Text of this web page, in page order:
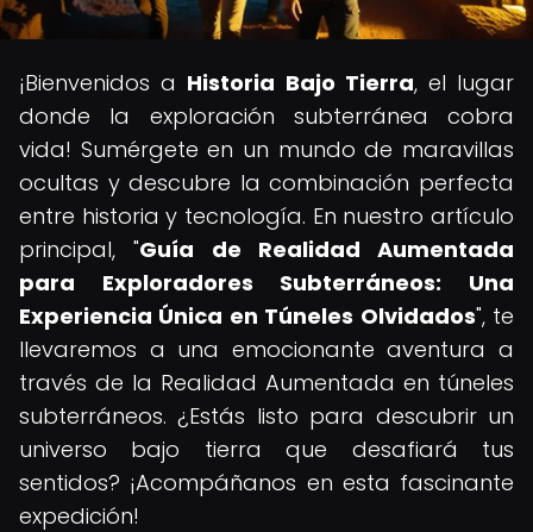
¡Bienvenidos a Historia Bajo Tierra, el lugar
donde la exploración subterránea cobra
vida! Sumérgete en un mundo de maravillas
ocultas y descubre la combinación perfecta
entre historia y tecnología. En nuestro artículo
principal, "Guía de Realidad Aumentada
para Exploradores Subterráneos: Una
Experiencia Única en Túneles Olvidados", te
llevaremos a una emocionante aventura a
través de la Realidad Aumentada en túneles
subterráneos. ¿Estás listo para descubrir un
universo bajo tierra que desafiará tus
sentidos? ¡Acompáñanos en esta fascinante
expedición!